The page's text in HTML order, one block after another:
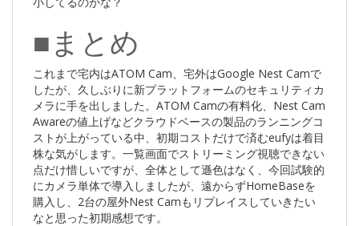
■まとめ
これまで宅内はATOM Cam、宅外はGoogle Nest Camで
したが、久しぶりに新プラットフォームのセキュリティカ
メラに手を出しました。ATOM Camの有料化、Nest Cam
Awareの値上げなどクラウドベースの製品のランニングコ
ストが上がっている中、初期コストだけで済むeufyは着目
株な気がします。一覧画面でストリーミング視聴できない
点だけ惜しいですが、全体として遜色はなく、今回試験的
にカメラ単体で導入しましたが、遠からずHomeBaseを
購入し、2台の屋外Nest Camもリプレイスしていきたい
なと思った初期感想です。